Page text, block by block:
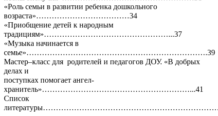
«Роль семьи в развитии ребенка дошкольного
возраста»………………………………34
«Приобщение детей к народным
традициям»…………………………………………...37
«Музыка начинается в
семье»…………………………………………………………….39
Мастер–класс для родителей и педагогов ДОУ. «В добрых
делах и
поступках помогает ангел-
хранитель»…………………………………………………...41
Список